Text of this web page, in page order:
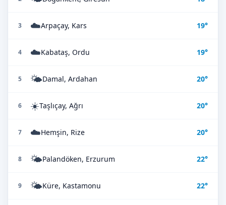
3 ☁️Arpaçay, Kars 19°
4 ☁️Kabataş, Ordu 19°
5 🌤️Damal, Ardahan 20°
6 ☀️Taşlıçay, Ağrı 20°
7 ☁️Hemşin, Rize 20°
8 🌤️Palandöken, Erzurum 22°
9 🌤️Küre, Kastamonu 22°